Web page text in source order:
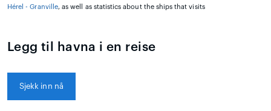
Hérel - Granville, as well as statistics about the ships that visits
Legg til havna i en reise
Sjekk inn nå